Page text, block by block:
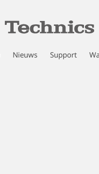
Nieuws Support